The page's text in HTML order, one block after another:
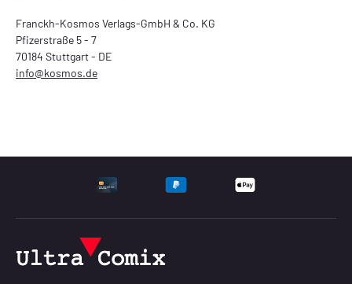
Franckh-Kosmos Verlags-GmbH & Co. KG
Pfizerstraße 5 - 7
70184 Stuttgart - DE
info@kosmos.de
UNTERSTÜTZTE